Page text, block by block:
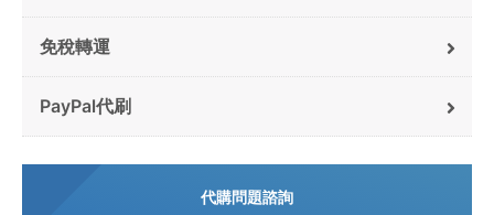
免稅轉運
PayPal代刷
代購問題諮詢